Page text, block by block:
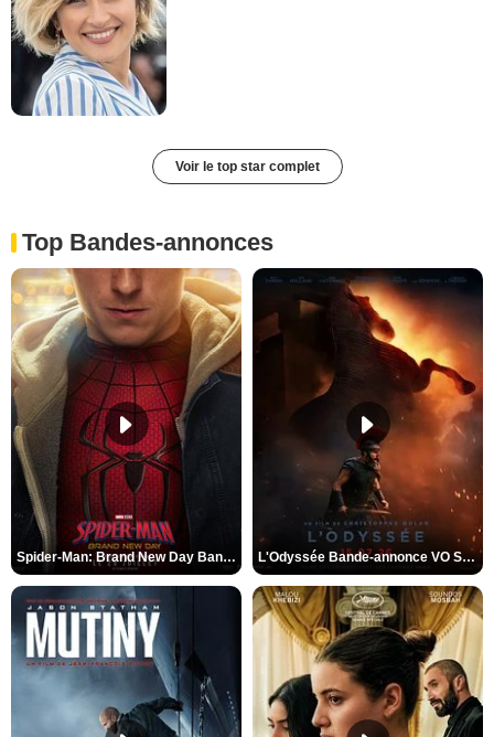
Voir le top star complet
Top Bandes-annonces
Spider-Man: Brand New Day Bande-annonce VO STFR L'Odyssée Bande-annonce VO STFR